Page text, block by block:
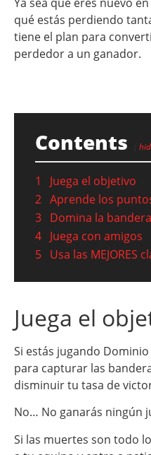
qué estás perdiendo
tiene el plan para
perdedor a un ganador.
Contents
1
Juega el objetivo
2 Aprende los
3 Domina la
4 Juega con amigos
5 Usa las MEJORES
Juega el
Si estás jugando
para capturar las
disminuir tu tasa de
No… No ganarás ningún
Si las muertes son todo